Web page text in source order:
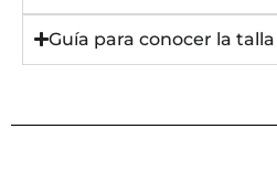
Guía para conocer la